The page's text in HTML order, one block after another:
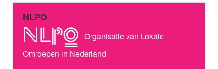
NLPO
Organisatie van Lokale
Omroepen in Nederland